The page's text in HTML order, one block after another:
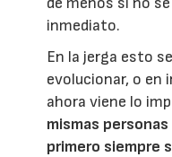
inmediato.
En la jerga esto
evolucionar, o en
ahora viene lo
mismas
primero siempre